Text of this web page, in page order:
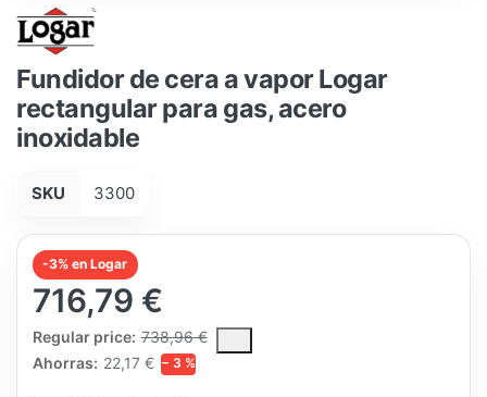
Fundidor de cera a vapor Logar
rectangular para gas, acero
inoxidable
SKU 3300
-3% en Logar
716,79 €
Regular price: 738,96 €
The Regular Price is the median selling price paid by
Ahorras: 22,17 € − 3 %